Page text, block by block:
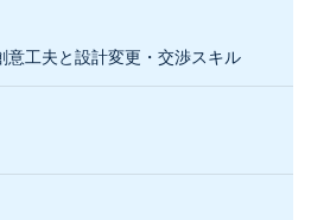
意工夫と設計変更・交渉スキル